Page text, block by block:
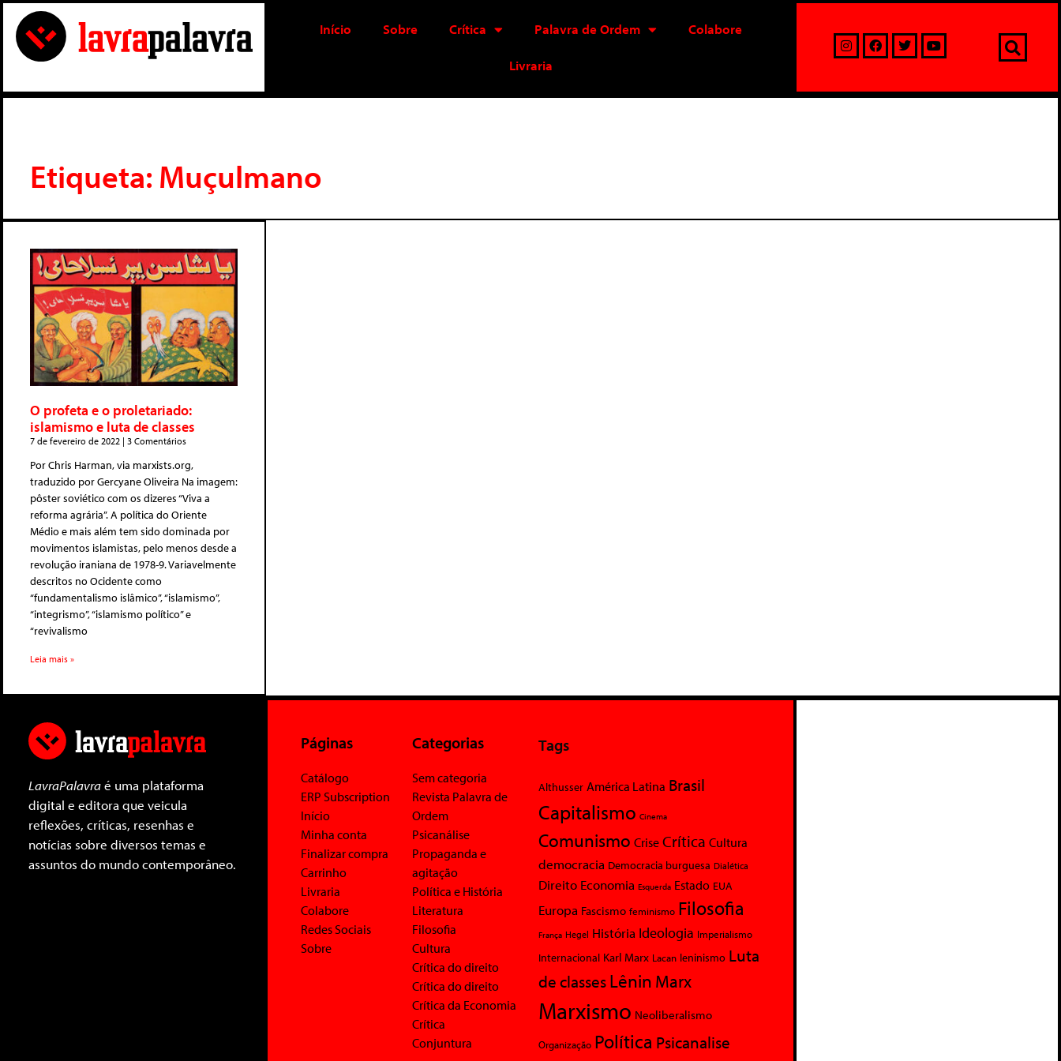
Início Sobre Crítica Palavra de Ordem Colabore
Livraria
Etiqueta: Muçulmano
O profeta e o proletariado:
islamismo e luta de classes
7 de fevereiro de 2022 3 Comentários
Por Chris Harman, via marxists.org,
traduzido por Gercyane Oliveira Na imagem:
pôster soviético com os dizeres “Viva a
reforma agrária”. A política do Oriente
Médio e mais além tem sido dominada por
movimentos islamistas, pelo menos desde a
revolução iraniana de 1978-9. Variavelmente
descritos no Ocidente como
“fundamentalismo islâmico”, “islamismo”,
“integrismo”, “islamismo político” e
“revivalismo
Leia mais »
LavraPalavraé uma plataforma
digital e editora que veicula
reflexões, críticas, resenhas e
notícias sobre diversos temas e
assuntos do mundo contemporâneo.
Páginas
Catálogo
ERP Subscription
Início
Minha conta
Finalizar compra
Carrinho
Livraria
Colabore
Redes Sociais
Sobre
Categorias
Sem categoria
Revista Palavra de
Ordem
Psicanálise
Propaganda e
agitação
Política e História
Literatura
Filosofia
Cultura
Crítica do direito
Crítica do direito
Crítica da Economia
Crítica
Conjuntura
Tags
Althusser América Latina Brasil
Capitalismo Cinema
Comunismo Crise Crítica Cultura
democracia Democracia burguesa Dialética
Direito Economia Esquerda Estado EUA
Europa Fascismo feminismo Filosofia
França Hegel História Ideologia Imperialismo
Internacional Karl Marx Lacan leninismo Luta
de classesLênin Marx
Marxismo Neoliberalismo
Organização Política Psicanalise